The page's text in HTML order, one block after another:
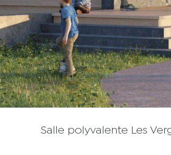
Salle polyvalente Les